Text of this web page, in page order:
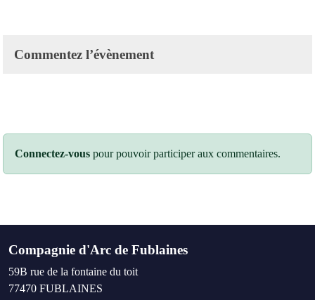
Commentez l’évènement
Connectez-vous pour pouvoir participer aux commentaires.
Compagnie d'Arc de Fublaines
59B rue de la fontaine du toit
77470 FUBLAINES